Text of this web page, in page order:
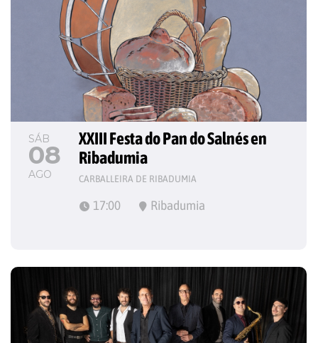
SÁB
08
AGO
XXIII Festa do Pan do Salnés en
Ribadumia
CARBALLEIRA DE RIBADUMIA
17:00 Ribadumia